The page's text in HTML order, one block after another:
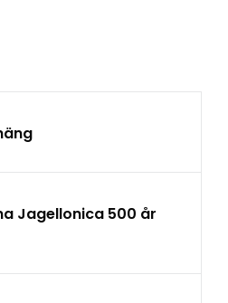
Jagellonica 500 år